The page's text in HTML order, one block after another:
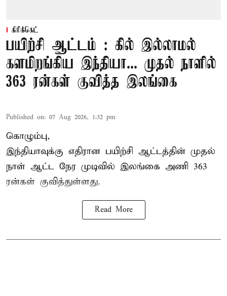
கிரிக்கெட்
பயிற்சி ஆட்டம் : கில் இல்லாமல்
களமிறங்கிய இந்தியா... முதல் நாளில்
363 ரன்கள் குவித்த இலங்கை
Published on: 07 Aug 2026, 1:32 pm
கொழும்பு,
இந்தியாவுக்கு எதிரான பயிற்சி ஆட்டத்தின் முதல்
நாள் ஆட்ட நேர முடிவில் இலங்கை அணி 363
ரன்கள் குவித்துள்ளது.
Read More